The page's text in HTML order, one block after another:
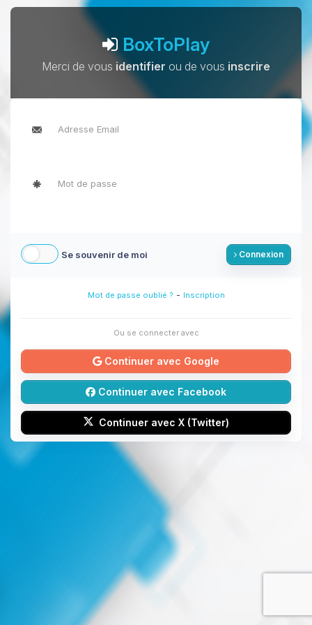
BoxToPlay
Merci de vous identifier ou de vous inscrire
Se souvenir de moi Connexion
Mot de passe oublié ? - Inscription
Ou se connecter avec
Continuer avec Google
Continuer avec Facebook
Continuer avec X (Twitter)